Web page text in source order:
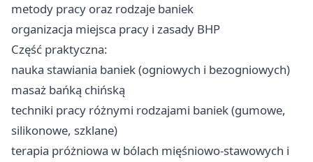
metody pracy oraz rodzaje baniek
organizacja miejsca pracy i zasady BHP
Część praktyczna:
nauka stawiania baniek (ogniowych i bezogniowych)
masaż bańką chińską
techniki pracy różnymi rodzajami baniek (gumowe,
silikonowe, szklane)
terapia próżniowa w bólach mięśniowo-stawowych i